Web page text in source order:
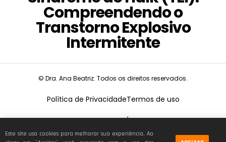
Compreendendo o
Transtorno Explosivo
Intermitente
© Dra. Ana Beatriz. Todos os direitos reservados.
Política de PrivacidadeTermos de uso
CNPJ:19.675.026/0001-68
Este site usa cookies para melhorar sua experiência. Ao